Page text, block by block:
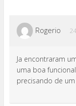
Rogerio
Ja encontraram
uma boa
precisando de